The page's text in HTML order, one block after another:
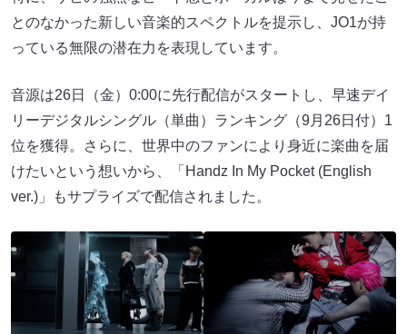
とのなかった新しい⾳楽的スペクトルを提⽰し、JO1が持
っている無限の潜在⼒を表現しています。
⾳源は26⽇（⾦）0:00に先⾏配信がスタートし、早速デイ
リーデジタルシングル（単曲）ランキング（9⽉26⽇付）1
位を獲得。さらに、世界中のファンにより⾝近に楽曲を届
けたいという想いから、「Handz In My Pocket (English
ver.)」もサプライズで配信されました。